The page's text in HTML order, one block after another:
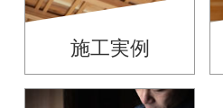
施工実例